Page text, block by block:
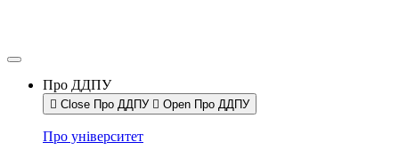
Про ДДПУ
Close Про ДДПУ Open Про ДДПУ
Про університет